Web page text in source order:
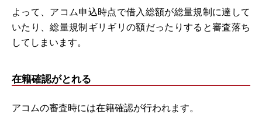
よって、アコム申込時点で借入総額が総量規制に達して
いたり、総量規制ギリギリの額だったりすると審査落ち
してしまいます。
在籍確認がとれる
アコムの審査時には在籍確認が行われます。